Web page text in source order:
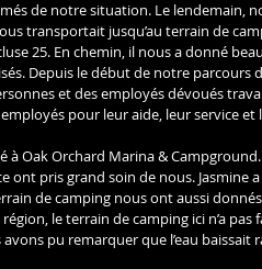
de notre situation. Le lendemain,
transportait jusqu’au terrain de
25. En chemin, il nous a donné
Depuis le début de notre parcours
et des employés dévoués
pour leur aide, leur service et
à Oak Orchard Marina &
ont pris grand soin de nous. Jasmine
de camping nous ont aussi
le terrain de camping ici n’a
pu remarquer que l’eau baissait